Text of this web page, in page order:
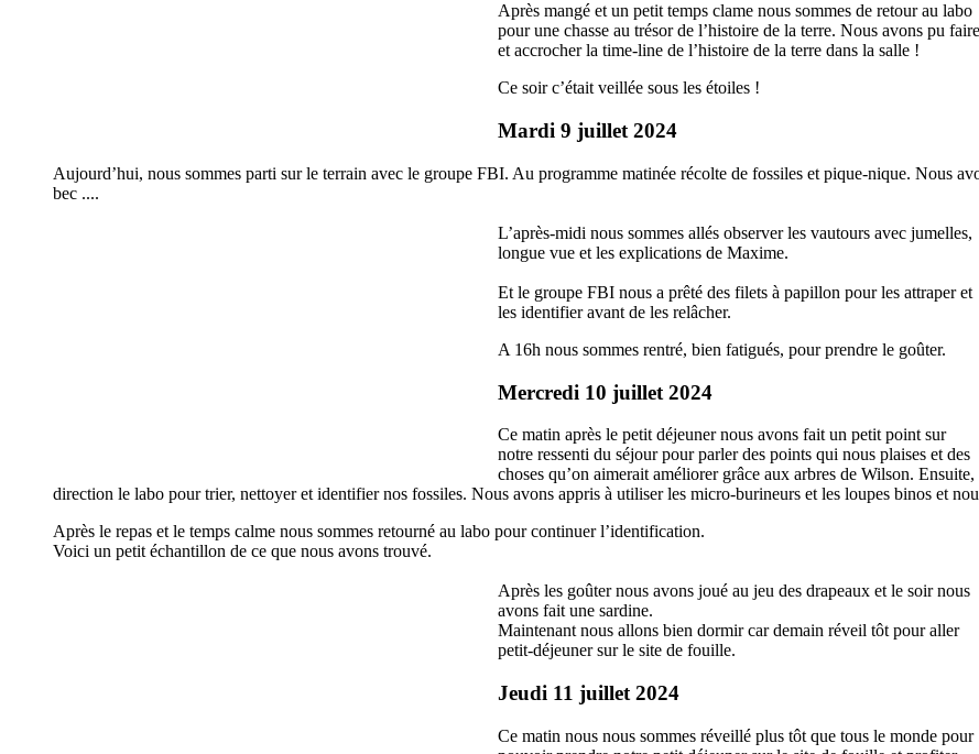
Après mangé et un petit temps clame nous sommes de retour au labo
pour une chasse au trésor de l’histoire de la terre. Nous avons pu faire
et accrocher la time-line de l’histoire de la terre dans la salle !
Ce soir c’était veillée sous les étoiles !
Mardi 9 juillet 2024
Aujourd’hui, nous sommes parti sur le terrain avec le groupe FBI. Au programme matinée récolte de fossiles et pique-nique. Nous
bec ....
L’après-midi nous sommes allés observer les vautours avec jumelles,
longue vue et les explications de Maxime.
Et le groupe FBI nous a prêté des filets à papillon pour les attraper et
les identifier avant de les relâcher.
A 16h nous sommes rentré, bien fatigués, pour prendre le goûter.
Mercredi 10 juillet 2024
Ce matin après le petit déjeuner nous avons fait un petit point sur
notre ressenti du séjour pour parler des points qui nous plaises et des
choses qu’on aimerait améliorer grâce aux arbres de Wilson. Ensuite,
direction le labo pour trier, nettoyer et identifier nos fossiles. Nous avons appris à utiliser les micro-burineurs et les loupes binos et
Après le repas et le temps calme nous sommes retourné au labo pour continuer l’identification.
Voici un petit échantillon de ce que nous avons trouvé.
Après les goûter nous avons joué au jeu des drapeaux et le soir nous
avons fait une sardine.
Maintenant nous allons bien dormir car demain réveil tôt pour aller
petit-déjeuner sur le site de fouille.
Jeudi 11 juillet 2024
Ce matin nous nous sommes réveillé plus tôt que tous le monde pour